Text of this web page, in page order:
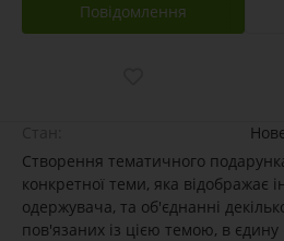
Повідомлення
Створення тематичного
конкретної теми, яка відображає
одержувача, та об'єднанні
пов'язаних із цією темою, в